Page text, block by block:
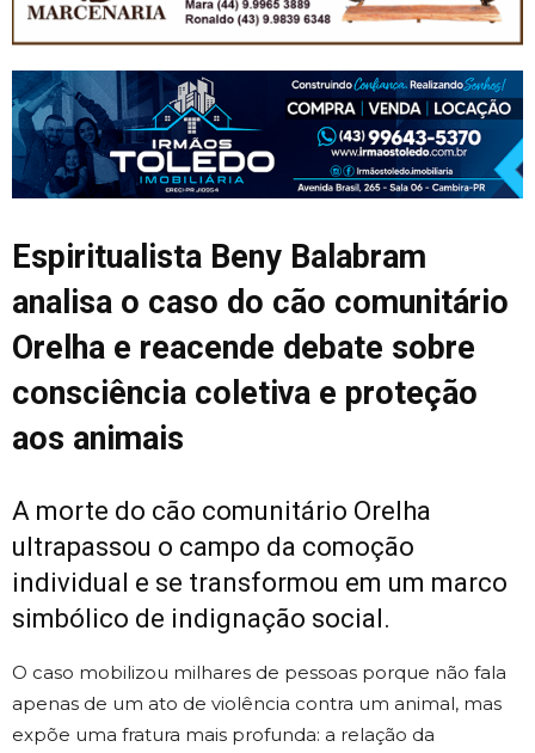
Espiritualista Beny Balabram
analisa o caso do cão comunitário
Orelha e reacende debate sobre
consciência coletiva e proteção
aos animais
A morte do cão comunitário Orelha
ultrapassou o campo da comoção
individual e se transformou em um marco
simbólico de indignação social.
O caso mobilizou milhares de pessoas porque não fala
apenas de um ato de violência contra um animal, mas
expõe uma fratura mais profunda: a relação da